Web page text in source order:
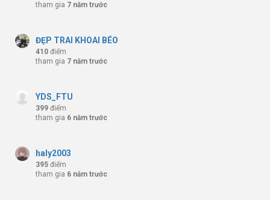
tham gia 7 năm trước
ĐẸP TRAI KHOAI BÉO
410 điểm
tham gia 7 năm trước
YDS_FTU
399 điểm
tham gia 6 năm trước
haly2003
395 điểm
tham gia 6 năm trước